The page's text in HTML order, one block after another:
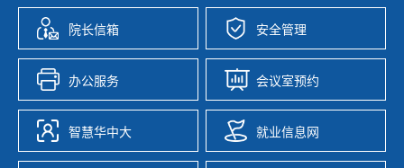
院长信箱 安全管理
办公服务 会议室预约
智慧华中大 就业信息网